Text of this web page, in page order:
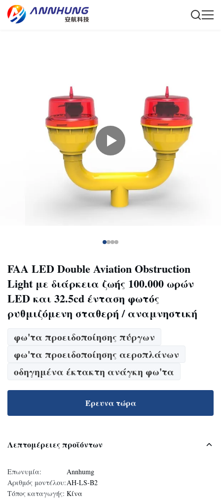
FAA LED Double Aviation Obstruction
Light με διάρκεια ζωής 100.000 ωρών
LED και 32.5cd ένταση φωτός
ρυθμιζόμενη σταθερή / αναμνηστική
φω'τα προειδοποίησης πύργων
φω'τα προειδοποίησης αεροπλάνων
οδηγημένα έκτακτη ανάγκη φω'τα
Έρευνα τώρα
Λεπτομέρειες προϊόντων
Επωνυμία:
Annhumg
Αριθμός μοντέλου:AH-LS-B2
Τόπος καταγωγής: Κίνα